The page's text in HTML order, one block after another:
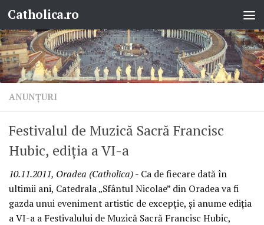
Skip to content
Catholica.ro
ANUNŢURI
Festivalul de Muzică Sacră Francisc
Hubic, ediţia a VI-a
10.11.2011, Oradea (Catholica)- Ca de fiecare dată în
ultimii ani, Catedrala „Sfântul Nicolae” din Oradea va fi
gazda unui eveniment artistic de excepţie, şi anume ediţia
a VI-a a Festivalului de Muzică Sacră Francisc Hubic,